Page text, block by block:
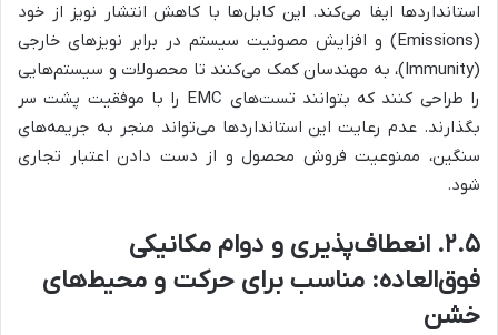
استانداردها ایفا می‌کند. این کابل‌ها با کاهش انتشار نویز از خود
(Emissions) و افزایش مصونیت سیستم در برابر نویزهای خارجی
(Immunity)، به مهندسان کمک می‌کنند تا محصولات و سیستم‌هایی
را طراحی کنند که بتوانند تست‌های EMC را با موفقیت پشت سر
بگذارند. عدم رعایت این استانداردها می‌تواند منجر به جریمه‌های
سنگین، ممنوعیت فروش محصول و از دست دادن اعتبار تجاری
شود.
۲.۵. انعطاف‌پذیری و دوام مکانیکی
فوق‌العاده: مناسب برای حرکت و محیط‌های
خشن